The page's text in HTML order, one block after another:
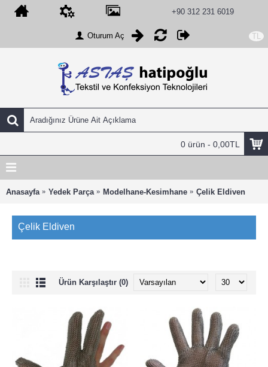
+90 312 231 6019
TL
Oturum Aç
0 ürün - 0,00TL
Anasayfa Yedek Parça Modelhane-Kesimhane Çelik Eldiven
Çelik Eldiven
Ürün Karşılaştır (0)